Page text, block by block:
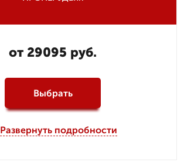
от 29095 руб.
Выбрать
Развернуть подробности